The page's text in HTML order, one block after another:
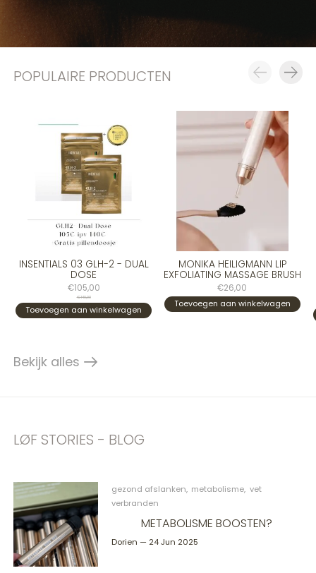
POPULAIRE PRODUCTEN
INSENTIALS 03 GLH-2 - DUAL
DOSE
€105,00
€140,00
Toevoegen aan winkelwagen
MONIKA HEILIGMANN LIP
EXFOLIATING MASSAGE BRUSH
€26,00
Toevoegen aan winkelwagen
Bekijk allesproducts
Blog items
LØF STORIES - BLOG
gezond afslanken metabolisme vet
verbranden
METABOLISME BOOSTEN?
Dorien — 24 Jun 2025